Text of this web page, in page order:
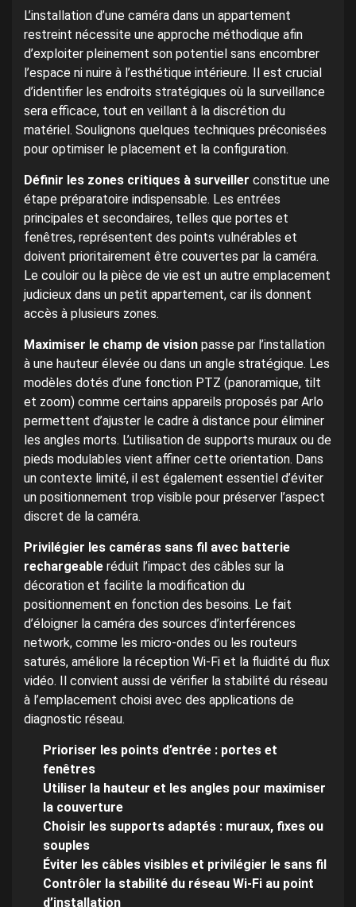
L’installation d’une caméra dans un appartement
restreint nécessite une approche méthodique afin
d’exploiter pleinement son potentiel sans encombrer
l’espace ni nuire à l’esthétique intérieure. Il est crucial
d’identifier les endroits stratégiques où la surveillance
sera efficace, tout en veillant à la discrétion du
matériel. Soulignons quelques techniques préconisées
pour optimiser le placement et la configuration.
Définir les zones critiques à surveiller constitue une
étape préparatoire indispensable. Les entrées
principales et secondaires, telles que portes et
fenêtres, représentent des points vulnérables et
doivent prioritairement être couvertes par la caméra.
Le couloir ou la pièce de vie est un autre emplacement
judicieux dans un petit appartement, car ils donnent
accès à plusieurs zones.
Maximiser le champ de vision passe par l’installation
à une hauteur élevée ou dans un angle stratégique. Les
modèles dotés d’une fonction PTZ (panoramique, tilt
et zoom) comme certains appareils proposés par Arlo
permettent d’ajuster le cadre à distance pour éliminer
les angles morts. L’utilisation de supports muraux ou de
pieds modulables vient affiner cette orientation. Dans
un contexte limité, il est également essentiel d’éviter
un positionnement trop visible pour préserver l’aspect
discret de la caméra.
Privilégier les caméras sans fil avec batterie
rechargeable réduit l’impact des câbles sur la
décoration et facilite la modification du
positionnement en fonction des besoins. Le fait
d’éloigner la caméra des sources d’interférences
network, comme les micro-ondes ou les routeurs
saturés, améliore la réception Wi-Fi et la fluidité du flux
vidéo. Il convient aussi de vérifier la stabilité du réseau
à l’emplacement choisi avec des applications de
diagnostic réseau.
Prioriser les points d’entrée : portes et
fenêtres
Utiliser la hauteur et les angles pour maximiser
la couverture
Choisir les supports adaptés : muraux, fixes ou
souples
Éviter les câbles visibles et privilégier le sans fil
Contrôler la stabilité du réseau Wi-Fi au point
d’installation